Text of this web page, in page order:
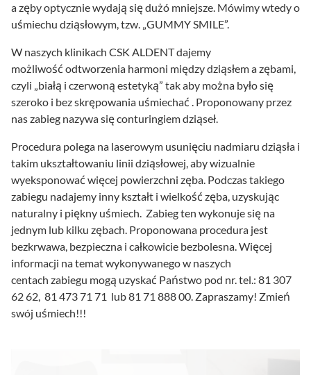
a zęby optycznie wydają się dużó mniejsze. Mówimy wtedy o
uśmiechu dziąsłowym, tzw. „GUMMY SMILE”.
W naszych klinikach CSK ALDENT dajemy
możliwość odtworzenia harmoni między dziąsłem a zębami,
czyli „białą i czerwoną estetyką” tak aby można było się
szeroko i bez skrępowania uśmiechać . Proponowany przez
nas zabieg nazywa się conturingiem dziąseł.
Procedura polega na laserowym usunięciu nadmiaru dziąsła i
takim ukształtowaniu linii dziąsłowej, aby wizualnie
wyeksponować więcej powierzchni zęba. Podczas takiego
zabiegu nadajemy inny kształt i wielkość zęba, uzyskując
naturalny i piękny uśmiech. Zabieg ten wykonuje się na
jednym lub kilku zębach. Proponowana procedura jest
bezkrwawa, bezpieczna i całkowicie bezbolesna. Więcej
informacji na temat wykonywanego w naszych
centach zabiegu mogą uzyskać Państwo pod nr. tel.: 81 307
62 62, 81 473 71 71 lub 81 71 888 00. Zapraszamy! Zmień
swój uśmiech!!!